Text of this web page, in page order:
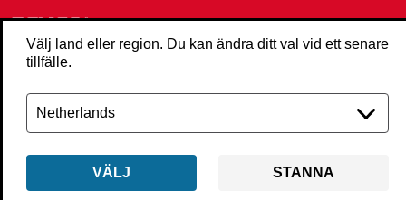
Välj land eller region. Du kan ändra ditt val vid ett senare
tillfälle.
VÄLJ STANNA
Tillbaka Produkter Kompressorer